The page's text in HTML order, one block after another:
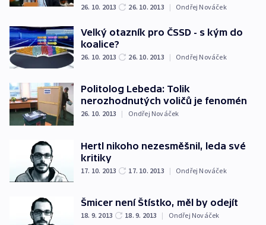
26. 10. 2013 26. 10. 2013 | Ondřej Nováček
Velký otazník pro ČSSD - s kým do
koalice?
26. 10. 2013 26. 10. 2013 | Ondřej Nováček
Politolog Lebeda: Tolik
nerozhodnutých voličů je fenomén
26. 10. 2013 | Ondřej Nováček
Hertl nikoho nezesměšnil, leda své
kritiky
17. 10. 2013 17. 10. 2013 | Ondřej Nováček
Šmicer není Štístko, měl by odejít
18. 9. 2013 18. 9. 2013 | Ondřej Nováček